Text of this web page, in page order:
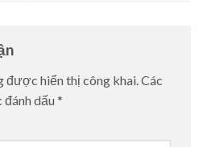
được hiển thị công khai.Các
dấu *